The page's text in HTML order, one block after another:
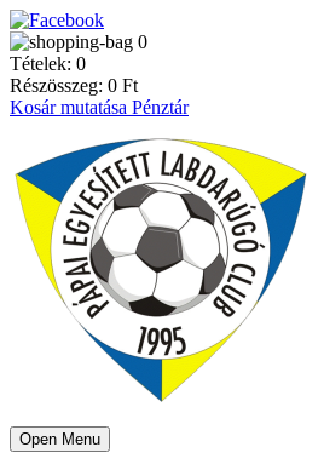
0
Tételek: 0
Részösszeg: 0 Ft
Kosár mutatása Pénztár
Open Menu